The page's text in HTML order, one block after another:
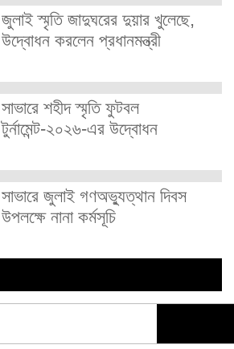
জুলাই স্মৃতি জাদুঘরের দুয়ার খুলেছে,
উদ্বোধন করলেন প্রধানমন্ত্রী
সাভারে শহীদ স্মৃতি ফুটবল
টুর্নামেন্ট-২০২৬-এর উদ্বোধন
সাভারে জুলাই গণঅভ্যুত্থান দিবস
উপলক্ষে নানা কর্মসূচি